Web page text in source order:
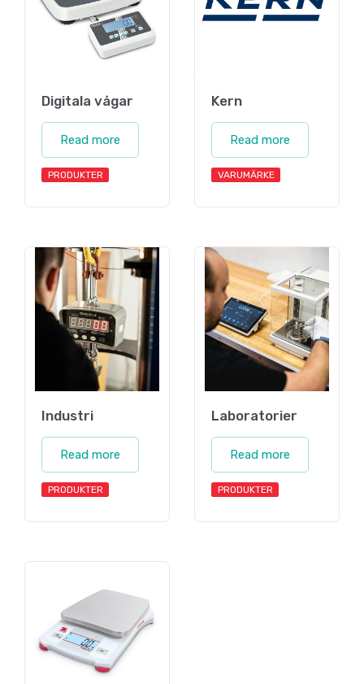
Digitala vågar
Read more
PRODUKTER
Kern
Read more
VARUMÄRKE
Industri
Read more
PRODUKTER
Laboratorier
Read more
PRODUKTER